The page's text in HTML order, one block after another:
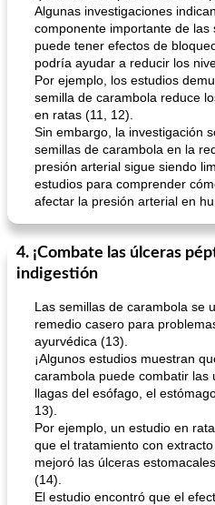
Algunas investigaciones
componente importante de las
puede tener efectos de
podría ayudar a reducir los
Por ejemplo, los estudios
semilla de carambola reduce
en ratas (11, 12).
Sin embargo, la investigación
semillas de carambola en la
presión arterial sigue siendo
estudios para comprender
afectar la presión arterial en
4. ¡Combate las úlceras
indigestión
Las semillas de carambola se
remedio casero para
ayurvédica (13).
¡Algunos estudios muestran
carambola puede combatir las
llagas del esófago, el
13).
Por ejemplo, un estudio en
que el tratamiento con
mejoró las úlceras
(14).
El estudio encontró que el